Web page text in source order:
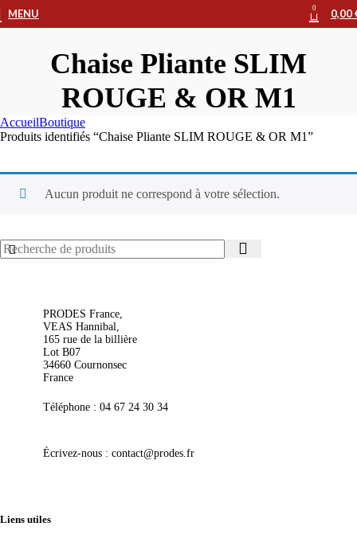
MENU 0 0,00
Chaise Pliante SLIM
ROUGE & OR M1
AccueilBoutique
Produits identifiés “Chaise Pliante SLIM ROUGE & OR M1”
Aucun produit ne correspond à votre sélection.
PRODES France,
VEAS Hannibal,
165 rue de la billière
Lot B07
34660 Cournonsec
France
Téléphone : 04 67 24 30 34
Écrivez-nous : contact@prodes.fr
Liens utiles